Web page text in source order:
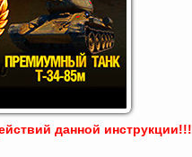
данной инструкции!!!